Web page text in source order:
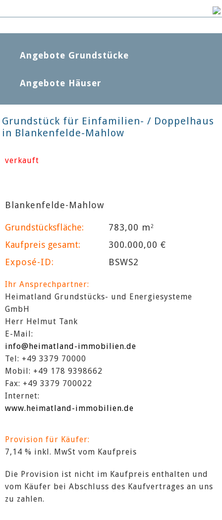
Angebote Grundstücke
Angebote Häuser
Grundstück für Einfamilien- / Doppelhaus
in Blankenfelde-Mahlow
verkauft
Blankenfelde-Mahlow
Grundstücksfläche: 783,00 m 2
Kaufpreis gesamt:
300.000,00 €
Exposé-ID:
BSWS2
Ihr Ansprechpartner:
Heimatland Grundstücks- und Energiesysteme
GmbH
Herr Helmut Tank
E-Mail:
info@heimatland-immobilien.de
Tel: +49 3379 70000
Mobil: +49 178 9398662
Fax: +49 3379 700022
Internet:
www.heimatland-immobilien.de
Provision für Käufer:
7,14 % inkl. MwSt vom Kaufpreis
Die Provision ist nicht im Kaufpreis enthalten und
vom Käufer bei Abschluss des Kaufvertrages an uns
zu zahlen.